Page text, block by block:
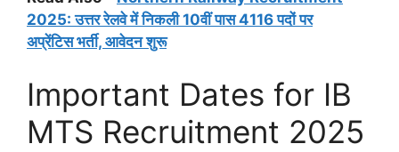
2025: उत्तर रेलवे में निकली 10वीं पास 4116 पदों पर
अप्रेंटिस भर्ती, आवेदन शुरू
Important Dates for IB
MTS Recruitment 2025